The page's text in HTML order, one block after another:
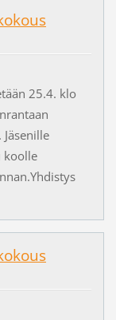
25.4. klo
koolle